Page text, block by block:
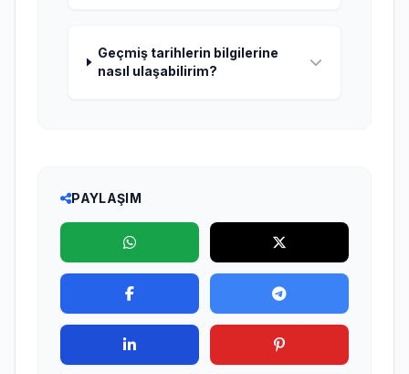
Geçmiş tarihlerin bilgilerine
nasıl ulaşabilirim?
PAYLAŞIM